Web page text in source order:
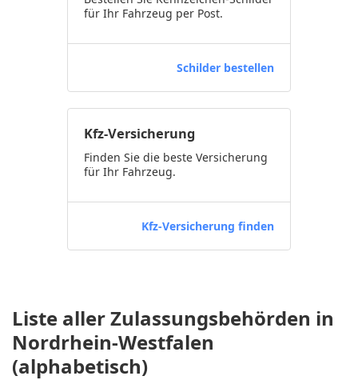
für Ihr Fahrzeug per Post.
Schilder bestellen
Kfz-Versicherung
Finden Sie die beste Versicherung
für Ihr Fahrzeug.
Kfz-Versicherung finden
Liste aller Zulassungsbehörden in
Nordrhein-Westfalen
(alphabetisch)